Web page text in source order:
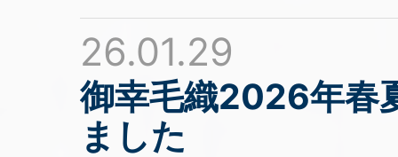
26.01.29
御幸毛織2026年春
ました